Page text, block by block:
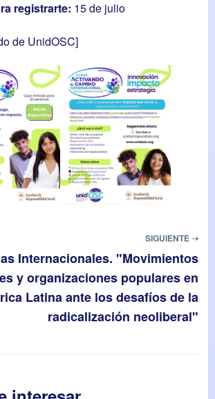
registrarte: 15 de julio
de UnidOSC]
SIGUIENTE ➝
Internacionales. "Movimientos
y organizaciones populares en
Latina ante los desafíos de la
radicalización neoliberal"